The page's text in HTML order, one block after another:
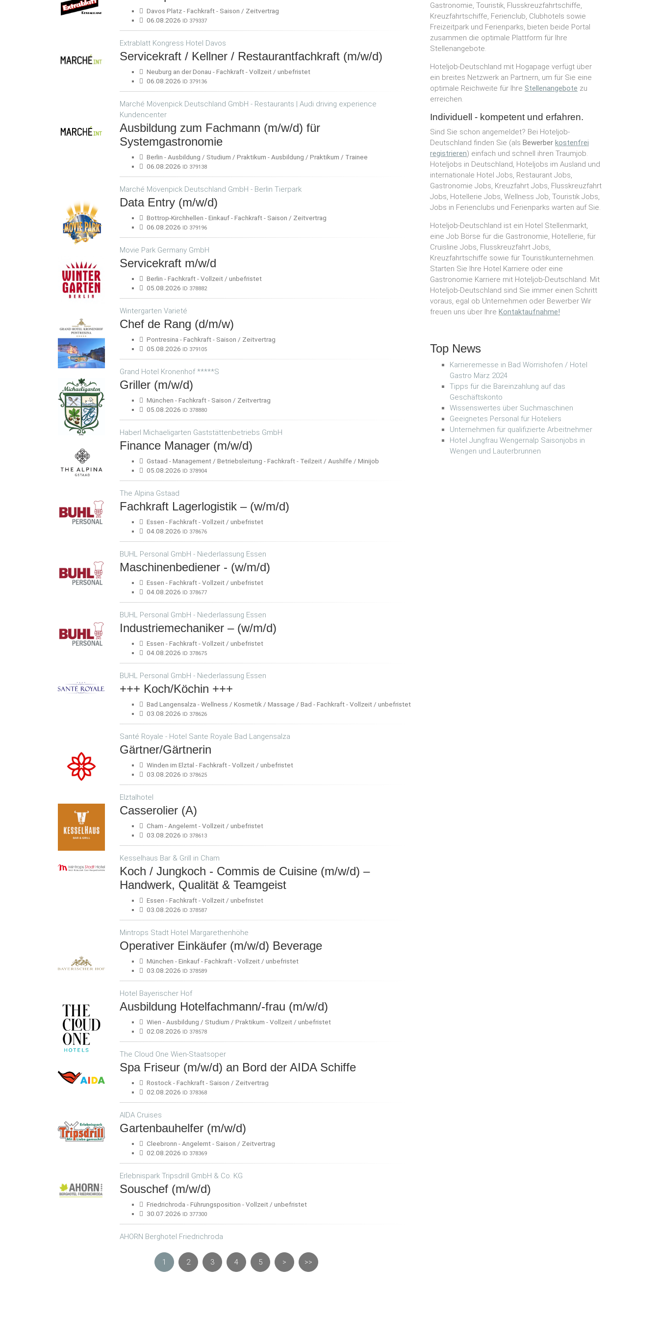
Davos Platz - Fachkraft - Saison / Zeitvertrag
06.08.2026 ID 379337
Extrablatt Kongress Hotel Davos
Servicekraft / Kellner / Restaurantfachkraft (m/w/d)
Neuburg an der Donau - Fachkraft - Vollzeit / unbefristet
06.08.2026 ID 379136
Marché Mövenpick Deutschland GmbH - Restaurants | Audi driving experience
Kundencenter
Ausbildung zum Fachmann (m/w/d) für
Systemgastronomie
Berlin - Ausbildung / Studium / Praktikum - Ausbildung / Praktikum / Trainee
06.08.2026 ID 379138
Marché Mövenpick Deutschland GmbH - Berlin Tierpark
Data Entry (m/w/d)
Bottrop-Kirchhellen - Einkauf - Fachkraft - Saison / Zeitvertrag
06.08.2026 ID 379196
Movie Park Germany GmbH
Servicekraft m/w/d
Berlin - Fachkraft - Vollzeit / unbefristet
05.08.2026 ID 378882
Wintergarten Varieté
Chef de Rang (d/m/w)
Pontresina - Fachkraft - Saison / Zeitvertrag
05.08.2026 ID 379105
Grand Hotel Kronenhof *****S
Griller (m/w/d)
München - Fachkraft - Saison / Zeitvertrag
05.08.2026 ID 378880
Haberl Michaeligarten Gaststättenbetriebs GmbH
Finance Manager (m/w/d)
Gstaad - Management / Betriebsleitung - Fachkraft - Teilzeit / Aushilfe / Minijob
05.08.2026 ID 378904
The Alpina Gstaad
Fachkraft Lagerlogistik – (w/m/d)
Essen - Fachkraft - Vollzeit / unbefristet
04.08.2026 ID 378676
BUHL Personal GmbH - Niederlassung Essen
Maschinenbediener - (w/m/d)
Essen - Fachkraft - Vollzeit / unbefristet
04.08.2026 ID 378677
BUHL Personal GmbH - Niederlassung Essen
Industriemechaniker – (w/m/d)
Essen - Fachkraft - Vollzeit / unbefristet
04.08.2026 ID 378675
BUHL Personal GmbH - Niederlassung Essen
+++ Koch/Köchin +++
Bad Langensalza - Wellness / Kosmetik / Massage / Bad - Fachkraft - Vollzeit / unbefristet
03.08.2026 ID 378626
Santé Royale - Hotel Sante Royale Bad Langensalza
Gärtner/Gärtnerin
Winden im Elztal - Fachkraft - Vollzeit / unbefristet
03.08.2026 ID 378625
Elztalhotel
Casserolier (A)
Cham - Angelernt - Vollzeit / unbefristet
03.08.2026 ID 378613
Kesselhaus Bar & Grill in Cham
Koch / Jungkoch - Commis de Cuisine (m/w/d) –
Handwerk, Qualität & Teamgeist
Essen - Fachkraft - Vollzeit / unbefristet
03.08.2026 ID 378587
Mintrops Stadt Hotel Margarethenhöhe
Operativer Einkäufer (m/w/d) Beverage
München - Einkauf - Fachkraft - Vollzeit / unbefristet
03.08.2026 ID 378589
Hotel Bayerischer Hof
Ausbildung Hotelfachmann/-frau (m/w/d)
Wien - Ausbildung / Studium / Praktikum - Vollzeit / unbefristet
02.08.2026 ID 378578
The Cloud One Wien-Staatsoper
Spa Friseur (m/w/d) an Bord der AIDA Schiffe
Rostock - Fachkraft - Saison / Zeitvertrag
02.08.2026 ID 378368
AIDA Cruises
Gartenbauhelfer (m/w/d)
Cleebronn - Angelernt - Saison / Zeitvertrag
02.08.2026 ID 378369
Erlebnispark Tripsdrill GmbH & Co. KG
Souschef (m/w/d)
Friedrichroda - Führungsposition - Vollzeit / unbefristet
30.07.2026 ID 377300
AHORN Berghotel Friedrichroda
1 2 3 4 5 > >>
Gastronomie, Touristik, Flusskreuzfahrtschiffe,
Kreuzfahrtschiffe, Ferienclub, Clubhotels sowie
Freizeitpark und Ferienparks, bieten beide Portal
zusammen die optimale Plattform für Ihre
Stellenangebote.
Hoteljob-Deutschland mit Hogapage verfügt über
ein breites Netzwerk an Partnern, um für Sie eine
optimale Reichweite für Ihre Stellenangebote zu
erreichen.
Individuell - kompetent und erfahren.
Sind Sie schon angemeldet? Bei Hoteljob-
Deutschland finden Sie (als Bewerber kostenfrei
registrieren) einfach und schnell ihren Traumjob.
Hoteljobs in Deutschland, Hoteljobs im Ausland und
internationale Hotel Jobs, Restaurant Jobs,
Gastronomie Jobs, Kreuzfahrt Jobs, Flusskreuzfahrt
Jobs, Hotellerie Jobs, Wellness Job, Touristik Jobs,
Jobs in Ferienclubs und Ferienparks warten auf Sie.
Hoteljob-Deutschland ist ein Hotel Stellenmarkt,
eine Job Börse für die Gastronomie, Hotellerie, für
Cruisline Jobs, Flusskreuzfahrt Jobs,
Kreuzfahrtschiffe sowie für Touristikunternehmen.
Starten Sie Ihre Hotel Karriere oder eine
Gastronomie Karriere mit Hoteljob-Deutschland. Mit
Hoteljob-Deutschland sind Sie immer einen Schritt
voraus, egal ob Unternehmen oder Bewerber Wir
freuen uns über Ihre Kontaktaufnahme!
Top News
Karrieremesse in Bad Wörrishofen / Hotel
Gastro März 2024
Tipps für die Bareinzahlung auf das
Geschäftskonto
Wissenswertes über Suchmaschinen
Geeignetes Personal für Hoteliers
Unternehmen für qualifizierte Arbeitnehmer
Hotel Jungfrau Wengernalp Saisonjobs in
Wengen und Lauterbrunnen